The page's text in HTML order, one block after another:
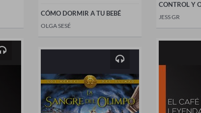
CÓMO DORMIR A TU BEBÉ
OLGA SESÉ
CONTROL Y
JESS GR